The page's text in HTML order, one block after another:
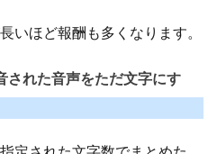
いほど報酬も多くなります。
された音声をただ文字にす